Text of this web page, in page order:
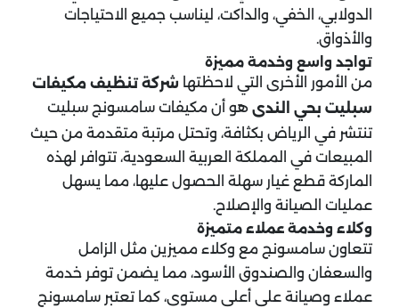
الدولابي، الخفي، والداكت، ليناسب جميع الاحتياجات
والأذواق.
تواجد واسع وخدمة مميزة
من الأمور الأخرى التي لاحظتها شركة تنظيف مكيفات
سبليت بحي الندى هو أن مكيفات سامسونج سبليت
تنتشر في الرياض بكثافة، وتحتل مرتبة متقدمة من حيث
المبيعات في المملكة العربية السعودية، تتوافر لهذه
الماركة قطع غيار سهلة الحصول عليها، مما يسهل
عمليات الصيانة والإصلاح.
وكلاء وخدمة عملاء متميزة
تتعاون سامسونج مع وكلاء مميزين مثل الزامل
والسعفان والصندوق الأسود، مما يضمن توفر خدمة
عملاء وصيانة على أعلى مستوى، كما تعتبر سامسونج